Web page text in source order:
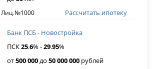
Рассчитать ипотеку
Банк ПСБ - Новостройка
ПСК25.6% -29.95%
от500 000до50 000 000 рублей